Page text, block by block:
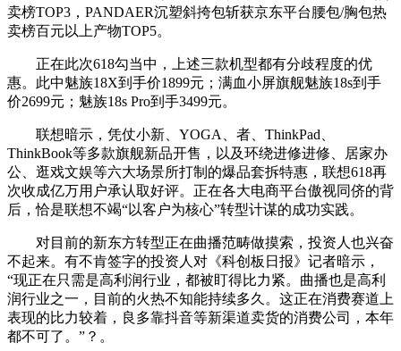
卖榜TOP3，PANDAER沉塑斜挎包斩获京东平台腰包/胸包热
卖榜百元以上产物TOP5。
正在此次618勾当中，上述三款机型都有分歧程度的优
惠。此中魅族18X到手价1899元；满血小屏旗舰魅族18s到手
价2699元；魅族18s Pro到手3499元。
联想暗示，凭仗小新、YOGA、者、ThinkPad、
ThinkBook等多款旗舰新品开售，以及环绕进修进修、居家办
公、逛戏文娱等六大场景所打制的爆品套拆特惠，联想618再
次收成亿万用户承认取好评。正在各大电商平台傲视同侪的背
后，恰是联想不竭“以客户为核心”转型计谋的成功实践。
对目前的新东方转型正在曲播范畴做摸索，投资人也兴奋
不起来。有不肯签字的投资人对《科创板日报》记者暗示，
“现正在只需是高利润行业，都被盯得比力紧。曲播也是高利
润行业之一，目前的火热不知能持续多久。这正在消费赛道上
表现的比力较着，良多靠抖音等新渠道卖货的消费公司，本年
都不可了。”？。